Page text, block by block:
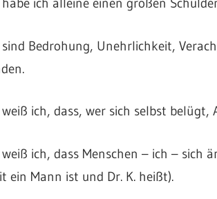
Bedrohung, Unehrlichkeit,
ich, dass, wer sich selbst
ich, dass Menschen – ich – sich
ein Mann ist und Dr. K. heißt).